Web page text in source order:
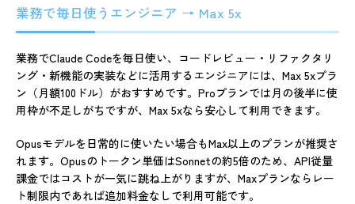
業務で毎日使うエンジニア → Max 5x
業務でClaude Codeを毎日使い、コードレビュー・リファクタリ
ング・新機能の実装などに活用するエンジニアには、Max 5xプラ
ン（月額100ドル）がおすすめです。Proプランでは月の後半に使
用枠が不足しがちですが、Max 5xなら安心して利用できます。
Opusモデルを日常的に使いたい場合もMax以上のプランが推奨さ
れます。Opusのトークン単価はSonnetの約5倍のため、API従量
課金ではコストが一気に跳ね上がりますが、Maxプランならレー
ト制限内であれば追加料金なしで利用可能です。